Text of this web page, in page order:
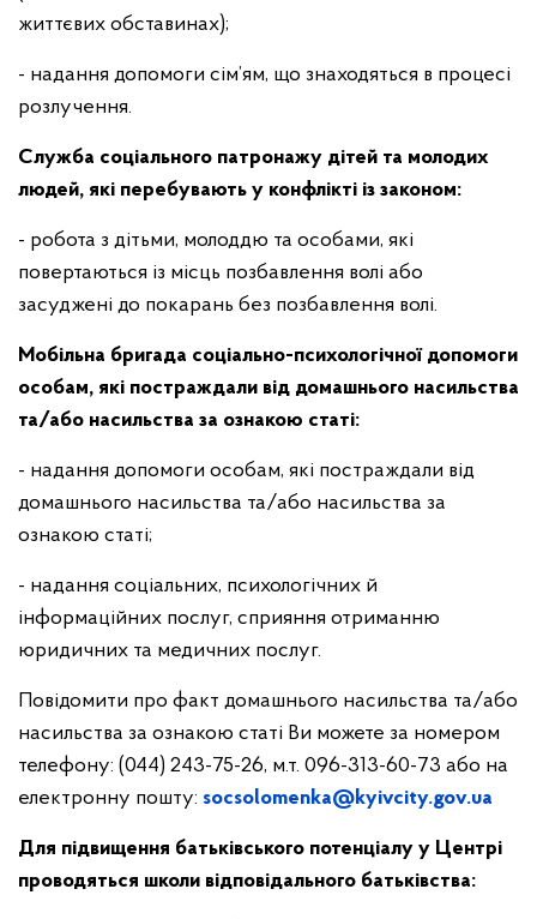
життєвих обставинах);
- надання допомоги сім’ям, що знаходяться в процесі
розлучення.
Служба соціального патронажу дітей та молодих
людей, які перебувають у конфлікті із законом:
- робота з дітьми, молоддю та особами, які
повертаються із місць позбавлення волі або
засуджені до покарань без позбавлення волі.
Мобільна бригада соціально-психологічної допомоги
особам, які постраждали від домашнього насильства
та/або насильства за ознакою статі:
- надання допомоги особам, які постраждали від
домашнього насильства та/або насильства за
ознакою статі;
- надання соціальних, психологічних й
інформаційних послуг, сприяння отриманню
юридичних та медичних послуг.
Повідомити про факт домашнього насильства та/або
насильства за ознакою статі Ви можете за номером
телефону: (044) 243-75-26, м.т. 096-313-60-73 або на
електронну пошту: socsolomenka@kyivcity.gov.ua
Для підвищення батьківського потенціалу у Центрі
проводяться школи відповідального батьківства: